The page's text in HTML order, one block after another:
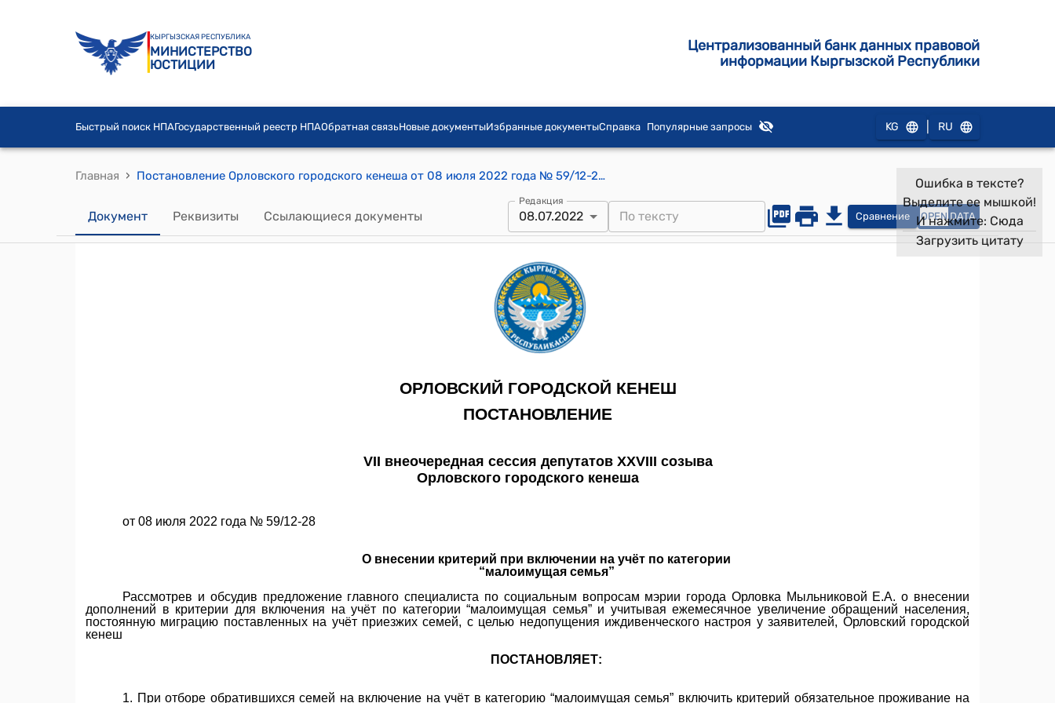
КЫРГЫЗСКАЯ РЕСПУБЛИКА
МИНИСТЕРСТВО
ЮСТИЦИИ
Централизованный банк данных правовой
информации Кыргызской Республики
Быстрый поиск НПАГосударственный реестр НПАОбратная связьНовые документыИзбранные документыСправка Популярные запросы KG RU
Главная › Постановление Орловского городского кенеша от 08 июля 2022 года № 59/12-28 "О внесении критерий при включении на учёт по категории “малоимущая семья”
Документ Реквизиты Ссылающиеся документы
Редакция
08.07.2022 Сравнение OPEN DATA
Ошибка в тексте?
Выделите ее мышкой!
И нажмите: Сюда
Загрузить цитату